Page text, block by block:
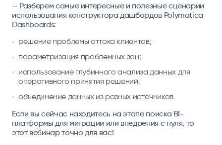
— Разберем самые интересные и полезные сценарии
использования конструктора дашбордов Polymatica
Dashboards:
решение проблемы оттока клиентов;
параметризация проблемных зон;
использование глубинного анализа данных для
оперативного принятия решений;
объединение данных из разных источников.
Если вы сейчас находитесь на этапе поиска BI-
платформы для миграции или внедрения с нуля, то
этот вебинар точно для вас!